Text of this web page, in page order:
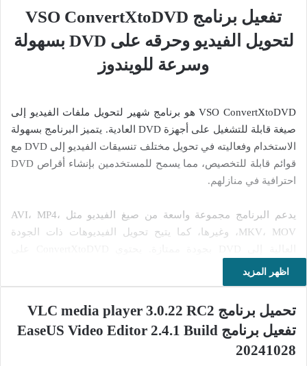
تفعيل برنامج VSO ConvertXtoDVD
لتحويل الفيديو وحرقه على DVD بسهولة
وسرعة للويندوز
VSO ConvertXtoDVD هو برنامج شهير لتحويل ملفات الفيديو إلى
صيغة قابلة للتشغيل على أجهزة DVD العادية. يتميز البرنامج بسهولة
الاستخدام وفعاليته في تحويل مختلف تنسيقات الفيديو إلى DVD مع
قوائم قابلة للتخصيص، مما يسمح للمستخدمين بإنشاء أقراص DVD
احترافية في منازلهم.
يدعم البرنامج مجموعة واسعة من صيغ الفيديو مثل AVI، MP4،
MKV، MOV، وغيرها، كما يتيح تحويل الفيديوهات ذات الجودة
أدوات تحرير بسيطة مثل قص الفيديو، إضافة ترجمات، وضبط
الصوت، مما يجعل عملية الإنتاج أكثر مرونة.
واحدة من أهم ميزات البرنامج هي سرعة التحويل مقارنةً بالبرامج
الأخرى، بالإضافة إلى خاصية التشفير التلقائي للفيديو لتوافقه مع
معايير DVD. كما يدعم إنشاء قوائم تفاعلية تسمح بالتنقل بين
اظهر المزيد
تحميل برنامج VLC media player 3.0.22 RC2
تفعيل برنامج EaseUS Video Editor 2.4.1 Build
20241028